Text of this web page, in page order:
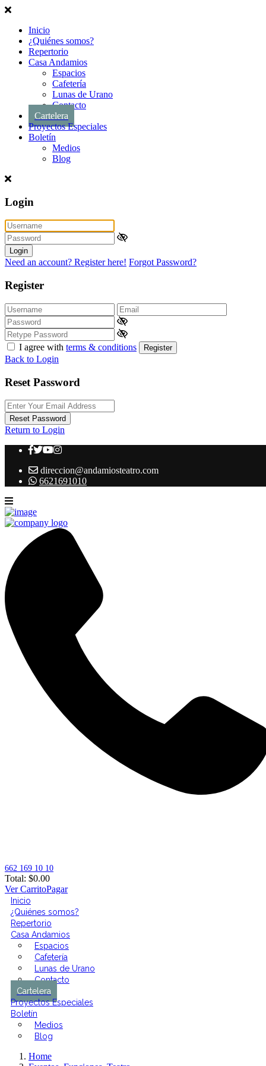
Inicio
¿Quiénes somos?
Repertorio
Casa Andamios
Espacios
Cafetería
Lunas de Urano
Contacto
Cartelera
Proyectos Especiales
Boletín
Medios
Blog
Login
Login
Need an account? Register here! Forgot Password?
Register
I agree with terms & conditions Register
Back to Login
Reset Password
Reset Password
Return to Login
direccion@andamiosteatro.com
6621691010
662 169 10 10
Total: $0.00
Ver CarritoPagar
Inicio
¿Quiénes somos?
Repertorio
Casa Andamios
Espacios
Cafetería
Lunas de Urano
Contacto
Cartelera
Proyectos Especiales
Boletín
Medios
Blog
Home